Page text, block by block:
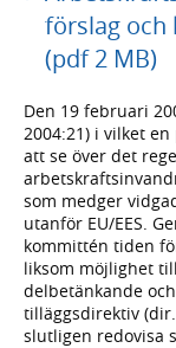
förslag och
(pdf 2 MB)
Den 19 februari
2004:21) i vilket
att se över det
som medger
utanför EU/EES.
kommittén tiden
liksom möjlighet
delbetänkande
tilläggsdirektiv
slutligen redovisa